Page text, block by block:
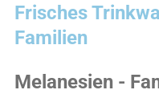
Frisches
Familien
Melanesien -